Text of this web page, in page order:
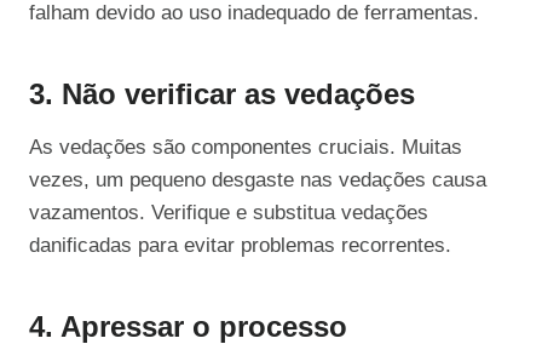
falham devido ao uso inadequado de ferramentas.
3. Não verificar as vedações
As vedações são componentes cruciais. Muitas
vezes, um pequeno desgaste nas vedações causa
vazamentos. Verifique e substitua vedações
danificadas para evitar problemas recorrentes.
4. Apressar o processo